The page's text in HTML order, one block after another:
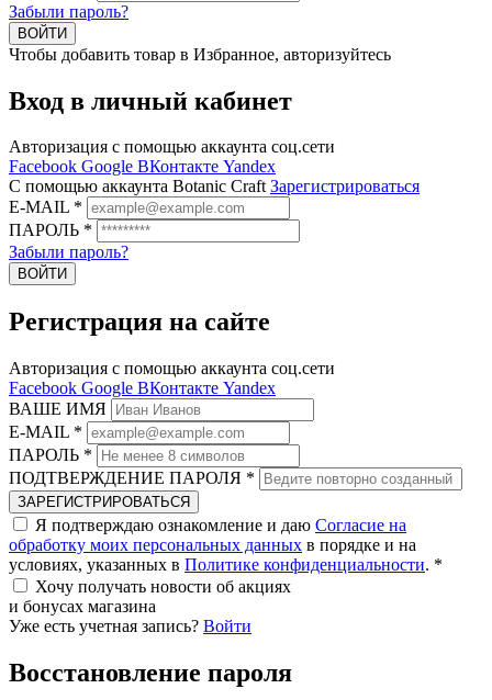
Забыли пароль?
ВОЙТИ
Чтобы добавить товар в Избранное, авторизуйтесь
Вход в личный кабинет
Авторизация с помощью аккаунта соц.сети
Facebook Google ВКонтакте Yandex
C помощью аккаунта Botanic Craft Зарегистрироваться
E-MAIL *
ПАРОЛЬ *
Забыли пароль?
ВОЙТИ
Регистрация на сайте
Авторизация с помощью аккаунта соц.сети
Facebook Google ВКонтакте Yandex
ВАШЕ ИМЯ
E-MAIL *
ПАРОЛЬ *
ПОДТВЕРЖДЕНИЕ ПАРОЛЯ *
ЗАРЕГИСТРИРОВАТЬСЯ
Я подтверждаю ознакомление и даю Согласие на
обработку моих персональных данных в порядке и на
условиях, указанных в Политике конфиденциальности. *
Хочу получать новости об акциях
и бонусах магазина
Уже есть учетная запись? Войти
Восстановление пароля